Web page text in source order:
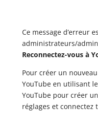
Ce message d’erreur
administrateurs/
Reconnectez-vous à
Pour créer un
YouTube en utilisant
YouTube pour créer
réglages et connectez